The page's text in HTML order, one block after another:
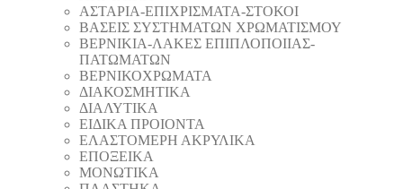
ΑΣΤΑΡΙΑ-ΕΠΙΧΡΙΣΜΑΤΑ-ΣΤΟΚΟΙ
ΒΑΣΕΙΣ ΣΥΣΤΗΜΑΤΩΝ ΧΡΩΜΑΤΙΣΜΟΥ
ΒΕΡΝΙΚΙΑ-ΛΑΚΕΣ ΕΠΙΠΛΟΠΟΙΙΑΣ-
ΠΑΤΩΜΑΤΩΝ
ΒΕΡΝΙΚΟΧΡΩΜΑΤΑ
ΔΙΑΚΟΣΜΗΤΙΚΑ
ΔΙΑΛΥΤΙΚΑ
ΕΙΔΙΚΑ ΠΡΟΙΟΝΤΑ
ΕΛΑΣΤΟΜΕΡΗ ΑΚΡΥΛΙΚΑ
ΕΠΟΞΕΙΚΑ
ΜΟΝΩΤΙΚΑ